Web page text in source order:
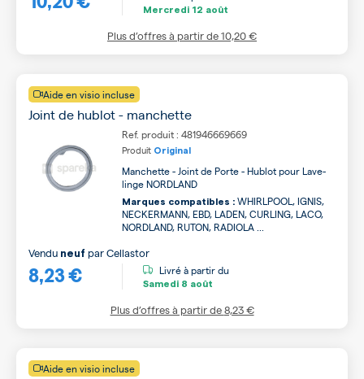
Mercredi 12 août
Plus d’offres à partir de10,20 €
Aide en visio incluse
Joint de hublot - manchette
Ref. produit : 481946669669
Produit Original
Manchette - Joint de Porte - Hublot pour Lave-
linge NORDLAND
Marques compatibles : WHIRLPOOL, IGNIS,
NECKERMANN, EBD, LADEN, CURLING, LACO,
NORDLAND, RUTON, RADIOLA ...
8,23 €
Vendu neuf parCellastor
Livré à partir du
Samedi 8 août
Plus d’offres à partir de8,23 €
Aide en visio incluse